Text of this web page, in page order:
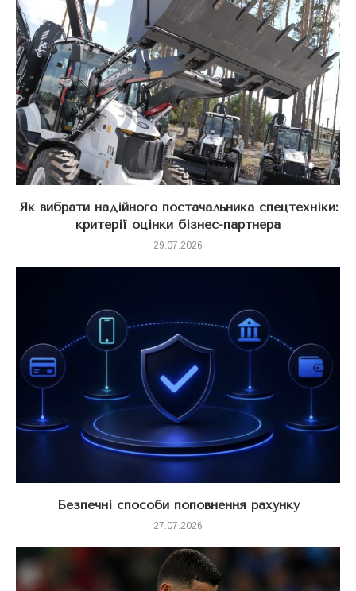
Як вибрати надійного постачальника спецтехніки:
критерії оцінки бізнес-партнера
29.07.2026
Безпечні способи поповнення рахунку
27.07.2026